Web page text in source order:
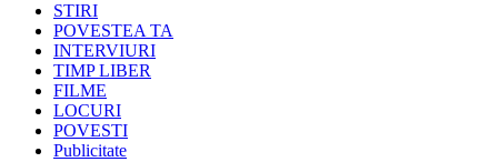
STIRI
POVESTEA TA
INTERVIURI
TIMP LIBER
FILME
LOCURI
POVESTI
Publicitate